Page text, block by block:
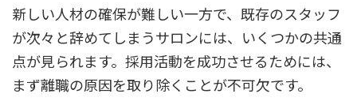
新しい人材の確保が難しい一方で、既存のスタッフ
が次々と辞めてしまうサロンには、いくつかの共通
点が見られます。採用活動を成功させるためには、
まず離職の原因を取り除くことが不可欠です。